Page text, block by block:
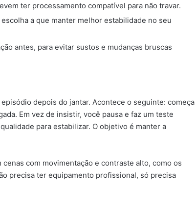
ter processamento compatível para não travar.
a que manter melhor estabilidade no seu
antes, para evitar sustos e mudanças bruscas
depois do jantar. Acontece o seguinte: começa
Em vez de insistir, você pausa e faz um teste
para estabilizar. O objetivo é manter a
com movimentação e contraste alto, como os
precisa ter equipamento profissional, só precisa